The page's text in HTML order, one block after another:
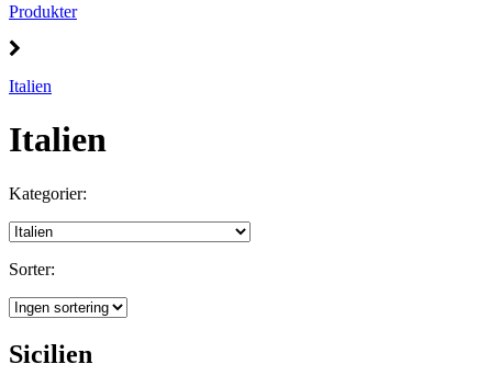
Produkter
Italien
Italien
Kategorier:
Sorter:
Sicilien